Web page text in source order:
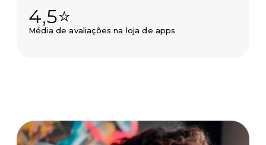
4,5⭐
Média de avaliações na loja de apps